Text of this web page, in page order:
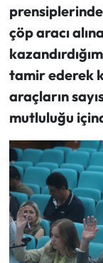
çöp aracı
tamir ederek
araçların
mutluluğu